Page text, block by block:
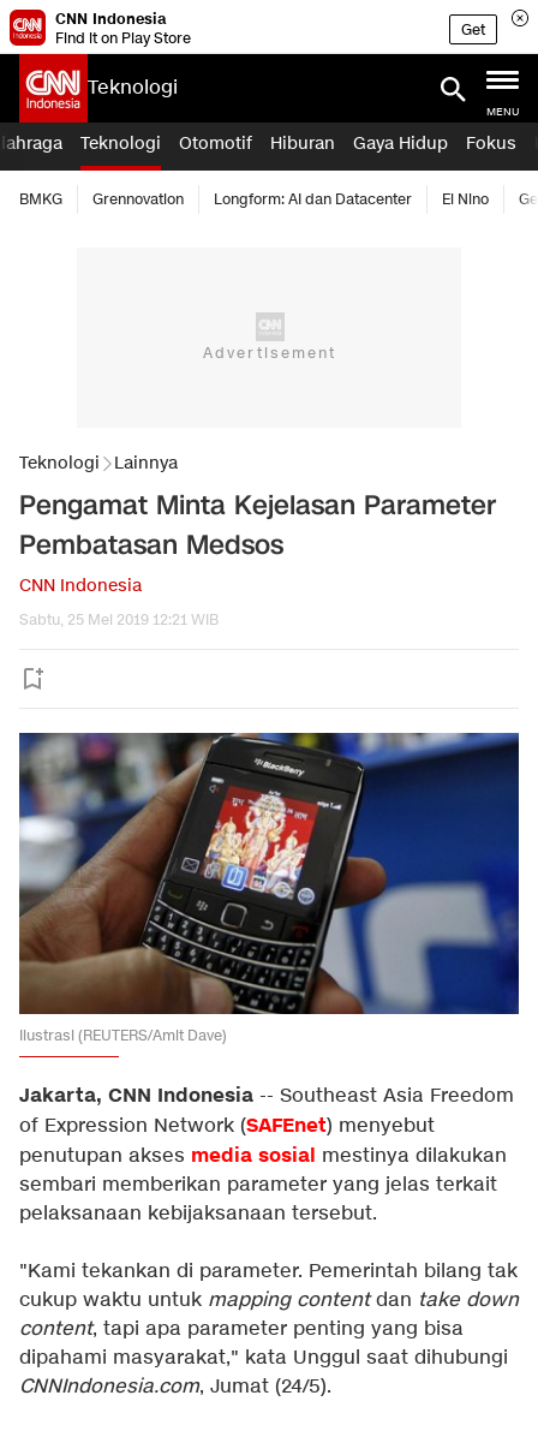
CNN Indonesia
Find it on Play Store
Get
Teknologi
MENU
Teknologi Otomotif Hiburan Gaya Hidup Fokus
BMKG Grennovation Longform: AI dan Datacenter El Nino
Teknologi Lainnya
Pengamat Minta Kejelasan Parameter
Pembatasan Medsos
CNN Indonesia
Sabtu, 25 Mei 2019 12:21 WIB
Ilustrasi (REUTERS/Amit Dave)
Jakarta, CNN Indonesia -- Southeast Asia Freedom
of Expression Network (SAFEnet) menyebut
penutupan akses media sosial mestinya dilakukan
sembari memberikan parameter yang jelas terkait
pelaksanaan kebijaksanaan tersebut.
"Kami tekankan di parameter. Pemerintah bilang tak
cukup waktu untuk mapping contentdan take down
content, tapi apa parameter penting yang bisa
dipahami masyarakat," kata Unggul saat dihubungi
CNNIndonesia.com, Jumat (24/5).